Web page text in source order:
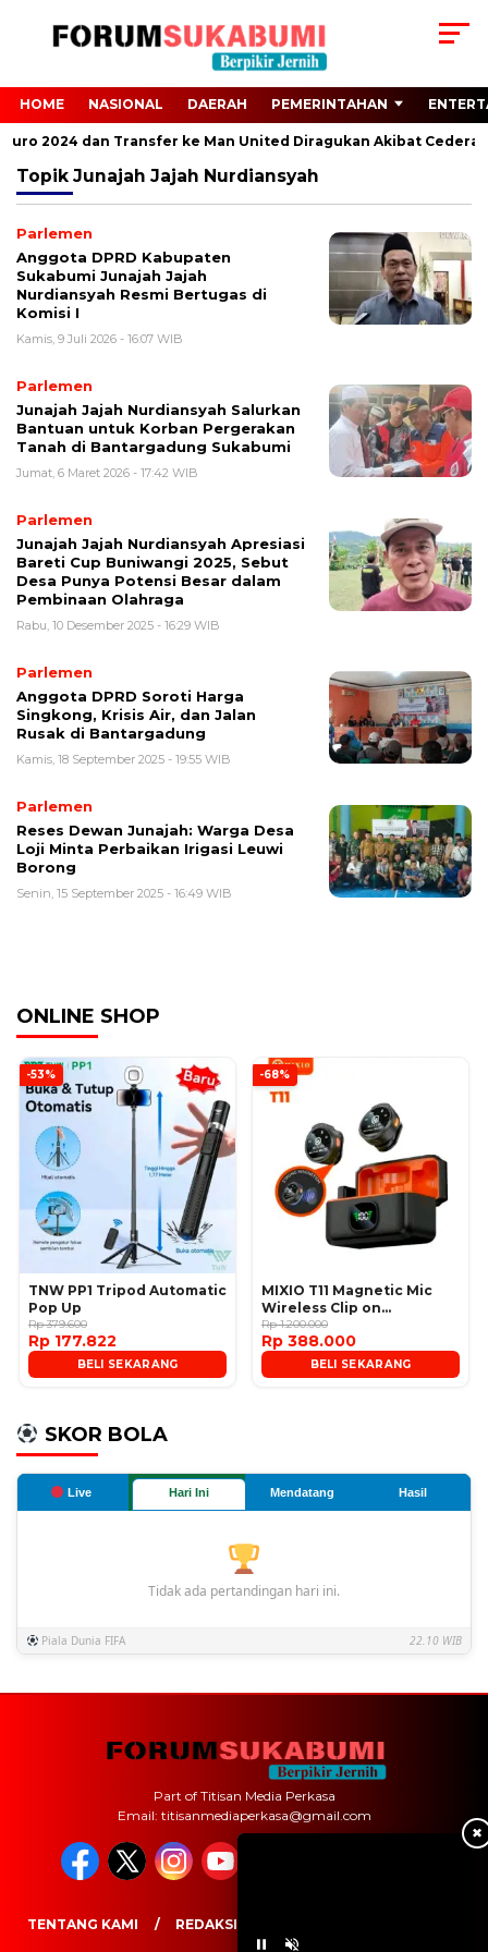
HOME NASIONAL DAERAH PEMERINTAHAN
2024 dan Transfer ke Man United Diragukan Akibat Cedera
Topik Junajah Jajah Nurdiansyah
Parlemen
Anggota DPRD Kabupaten
Sukabumi Junajah Jajah
Nurdiansyah Resmi Bertugas di
Komisi I
Kamis, 9 Juli 2026 - 16:07 WIB
Parlemen
Junajah Jajah Nurdiansyah Salurkan
Bantuan untuk Korban Pergerakan
Tanah di Bantargadung Sukabumi
Jumat, 6 Maret 2026 - 17:42 WIB
Parlemen
Junajah Jajah Nurdiansyah Apresiasi
Bareti Cup Buniwangi 2025, Sebut
Desa Punya Potensi Besar dalam
Pembinaan Olahraga
Rabu, 10 Desember 2025 - 16:29 WIB
Parlemen
Anggota DPRD Soroti Harga
Singkong, Krisis Air, dan Jalan
Rusak di Bantargadung
Kamis, 18 September 2025 - 19:55 WIB
Parlemen
Reses Dewan Junajah: Warga Desa
Loji Minta Perbaikan Irigasi Leuwi
Borong
Senin, 15 September 2025 - 16:49 WIB
ONLINE SHOP
-53%
TNW PP1 Tripod Automatic
Pop Up
Rp 379.600
Rp 177.822
BELI SEKARANG
-68%
MIXIO T11 Magnetic Mic
Wireless Clip on
Microphone
Rp 1.200.000
Rp 388.000
BELI SEKARANG
SKOR BOLA
Live Hari Ini Mendatang Hasil
Tidak ada pertandingan hari ini.
Piala Dunia FIFA 22.10 WIB
✖
Part of Titisan Media Perkasa
Email: titisanmediaperkasa@gmail.com
TENTANG KAMI REDAKSI